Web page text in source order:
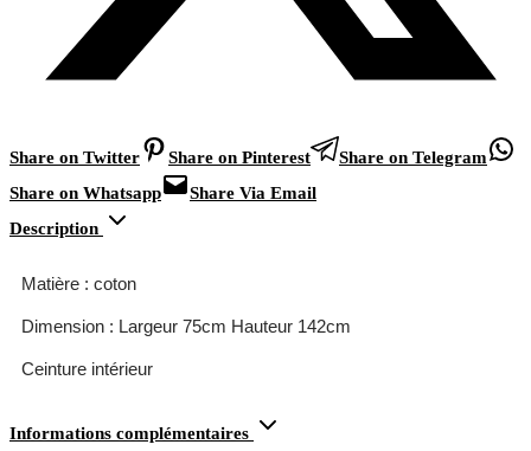
Share on Twitter Share on Pinterest
Share on Telegram
Share on Whatsapp
Share Via Email
Description
Matière : coton
Dimension : Largeur 75cm Hauteur 142cm
Ceinture intérieur
Informations complémentaires